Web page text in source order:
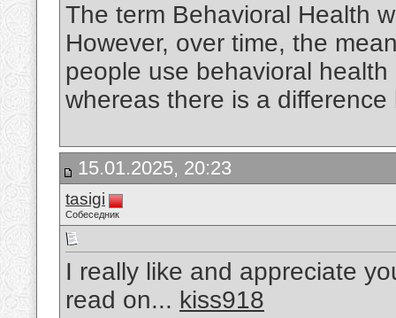
The term Behavioral Health
However, over time, the
people use behavioral
whereas there is a
15.01.2025, 20:23
tasigi
Собеседник
I really like and appreciate
read on... kiss918